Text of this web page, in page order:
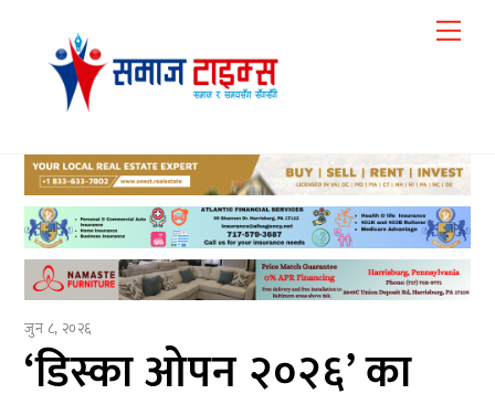
content
जुन ८, २०२६
‘डिस्का ओपन २०२६’ का